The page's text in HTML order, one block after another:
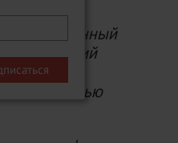
— отлаженный
массы
с точностью